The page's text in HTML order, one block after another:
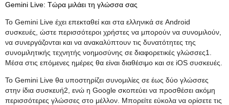
Gemini Live: Τώρα μιλάει τη γλώσσα σας
Το Gemini Live έχει επεκταθεί και στα ελληνικά σε Android
συσκευές, ώστε περισσότεροι χρήστες να μπορούν να συνομιλούν,
να συνεργάζονται και να ανακαλύπτουν τις δυνατότητες της
συνομιλητικής τεχνητής νοημοσύνης σε διαφορετικές γλώσσες1.
Μέσα στις επόμενες ημέρες θα είναι διαθέσιμο και σε iOS συσκευές.
Το Gemini Live θα υποστηρίζει συνομιλίες σε έως δύο γλώσσες
στην ίδια συσκευή2, ενώ η Google σκοπεύει να προσθέσει ακόμη
περισσότερες γλώσσες στο μέλλον. Μπορείτε εύκολα να ορίσετε τις